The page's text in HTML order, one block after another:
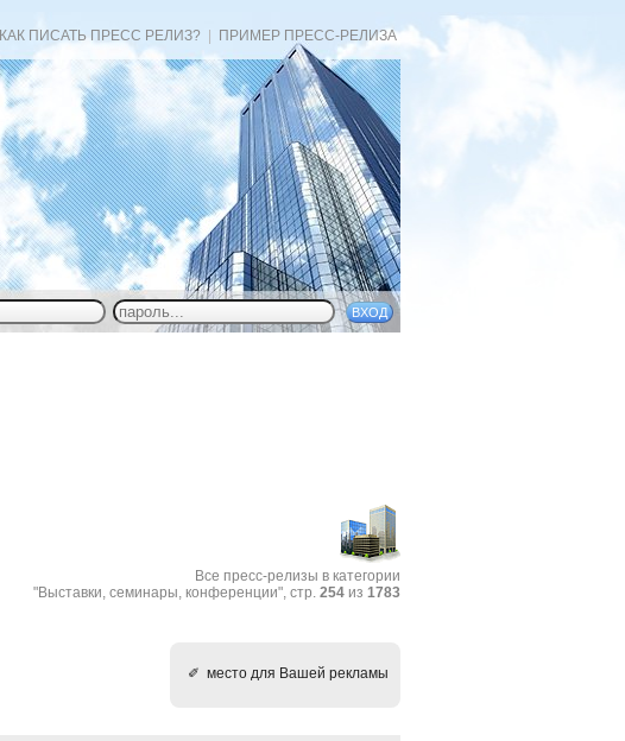
КАК ПИСАТЬ ПРЕСС РЕЛИЗ? ПРИМЕР ПРЕСС-РЕЛИЗА
Все пресс-релизы в категории
"Выставки, cеминары, конференции", стр. 254из 1783
✐ место для Вашей рекламы